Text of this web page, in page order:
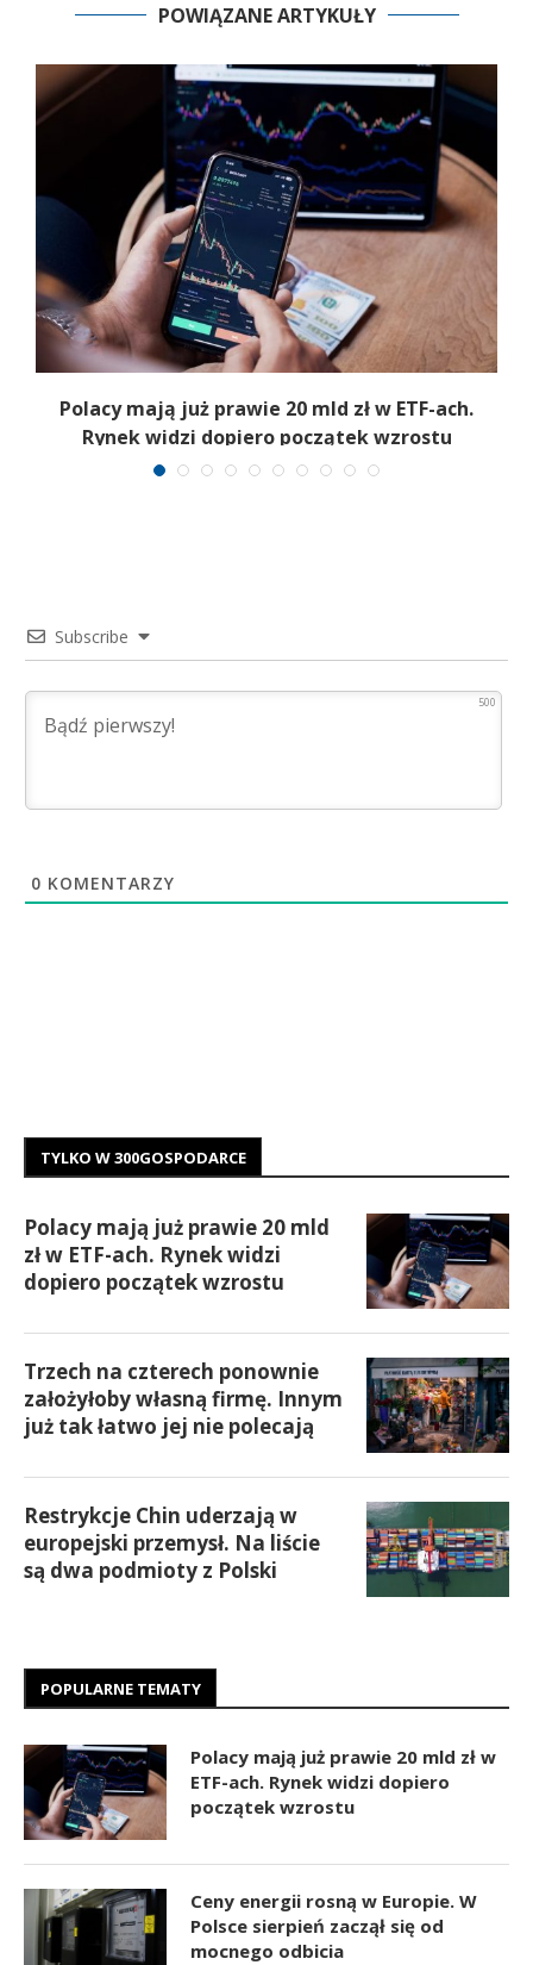
POWIĄZANE ARTYKUŁY
Polacy mają już prawie 20 mld zł w ETF-ach.
Rynek widzi dopiero początek wzrostu
Subscribe
500
0 KOMENTARZY
TYLKO W 300GOSPODARCE
Polacy mają już prawie 20 mld
zł w ETF-ach. Rynek widzi
dopiero początek wzrostu
Trzech na czterech ponownie
założyłoby własną firmę. Innym
już tak łatwo jej nie polecają
Restrykcje Chin uderzają w
europejski przemysł. Na liście
są dwa podmioty z Polski
POPULARNE TEMATY
Polacy mają już prawie 20 mld zł w
ETF-ach. Rynek widzi dopiero
początek wzrostu
Ceny energii rosną w Europie. W
Polsce sierpień zaczął się od
mocnego odbicia